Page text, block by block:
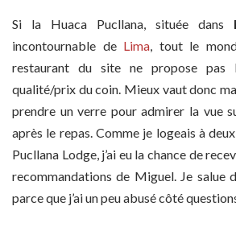
Si la Huaca Pucllana, située dans
incontournable de Lima, tout le
restaurant du site ne propose pas
qualité/prix du coin. Mieux vaut donc
prendre un verre pour admirer la vue
après le repas. Comme je logeais à
Pucllana Lodge, j’ai eu la chance de
recommandations de Miguel. Je salue
parce que j’ai un peu abusé côté